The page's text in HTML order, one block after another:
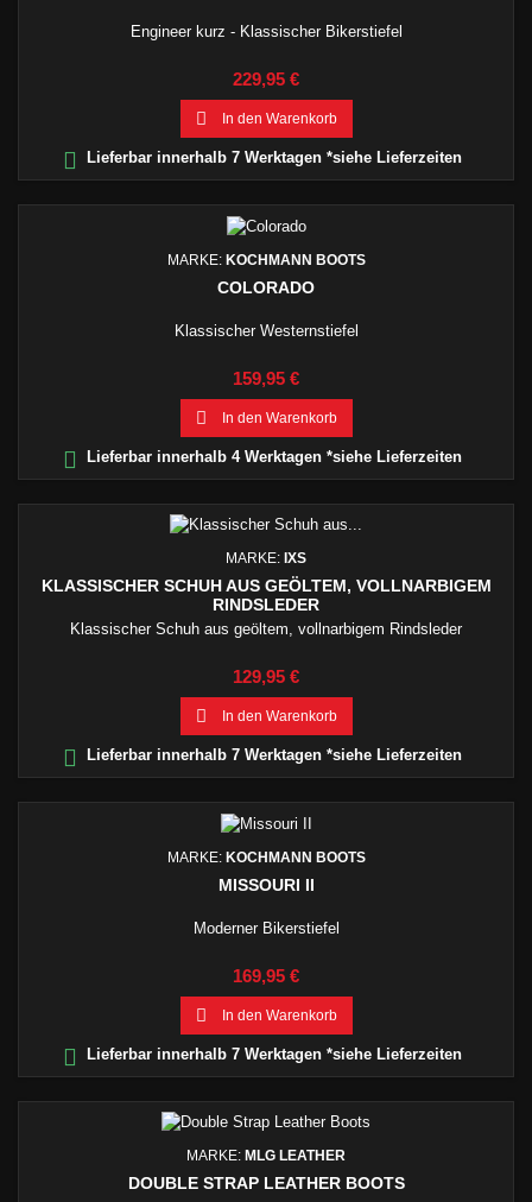
Engineer kurz - Klassischer Bikerstiefel
Preis
229,95 €
 In den Warenkorb
 Lieferbar innerhalb 7 Werktagen *siehe Lieferzeiten
MARKE: KOCHMANN BOOTS
COLORADO
Klassischer Westernstiefel
Preis
159,95 €
 In den Warenkorb
 Lieferbar innerhalb 4 Werktagen *siehe Lieferzeiten
MARKE: IXS
KLASSISCHER SCHUH AUS GEÖLTEM, VOLLNARBIGEM
RINDSLEDER
Klassischer Schuh aus geöltem, vollnarbigem Rindsleder
Preis
129,95 €
 In den Warenkorb
 Lieferbar innerhalb 7 Werktagen *siehe Lieferzeiten
MARKE: KOCHMANN BOOTS
MISSOURI II
Moderner Bikerstiefel
Preis
169,95 €
 In den Warenkorb
 Lieferbar innerhalb 7 Werktagen *siehe Lieferzeiten
MARKE: MLG LEATHER
DOUBLE STRAP LEATHER BOOTS